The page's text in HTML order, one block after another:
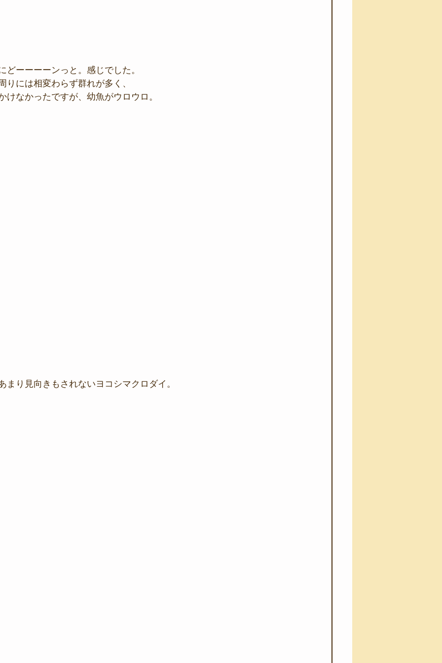
どーーーーンっと。感じでした。
りには相変わらず群れが多く、
けなかったですが、幼魚がウロウロ。
まり見向きもされないヨコシマクロダイ。